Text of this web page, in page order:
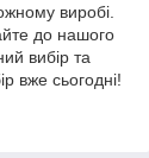
виробі.
до нашого
вибір та
вже сьогодні!